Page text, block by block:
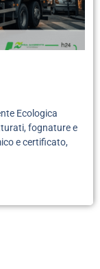
Ecologica
fognature e
e certificato,